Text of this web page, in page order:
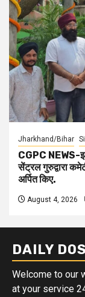
Jharkhand/Bihar
CGPC NEWS-
सेंट्रल गुरुद्वारा
अर्पित किए.
August 4, 2026
DAILY
Welcome to our
at your service